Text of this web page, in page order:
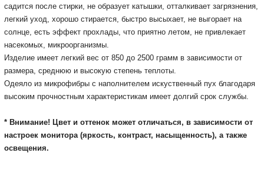
садится после стирки, не образует катышки, отталкивает загрязнения,
легкий уход, хорошо стирается, быстро высыхает, не выгорает на
солнце, есть эффект прохлады, что приятно летом, не привлекает
насекомых, микроорганизмы.
Изделие имеет легкий вес от 850 до 2500 грамм в зависимости от
размера, среднюю и высокую степень теплоты.
Одеяло из микрофибры с наполнителем искуственный пух благодаря
высоким прочностным характеристикам имеет долгий срок службы.
* Внимание! Цвет и оттенок может отличаться, в зависимости от
настроек монитора (яркость, контраст, насыщенность), а также
освещения.